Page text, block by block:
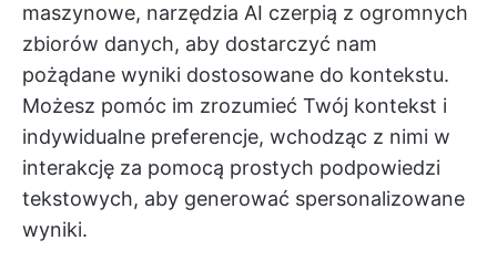
maszynowe, narzędzia AI czerpią z ogromnych
zbiorów danych, aby dostarczyć nam
pożądane wyniki dostosowane do kontekstu.
Możesz pomóc im zrozumieć Twój kontekst i
indywidualne preferencje, wchodząc z nimi w
interakcję za pomocą prostych podpowiedzi
tekstowych, aby generować spersonalizowane
wyniki.